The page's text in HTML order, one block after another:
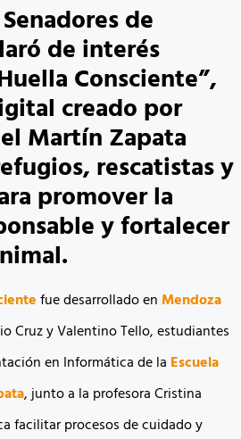
de
de interés
Consciente”,
creado por
Martín Zapata
rescatistas y
promover la
y fortalecer
fue desarrollado enMendoza
Cruz y Valentino Tello, estudiantes
en Informática de la Escuela
, junto a la profesora Cristina
facilitar procesos de cuidado y